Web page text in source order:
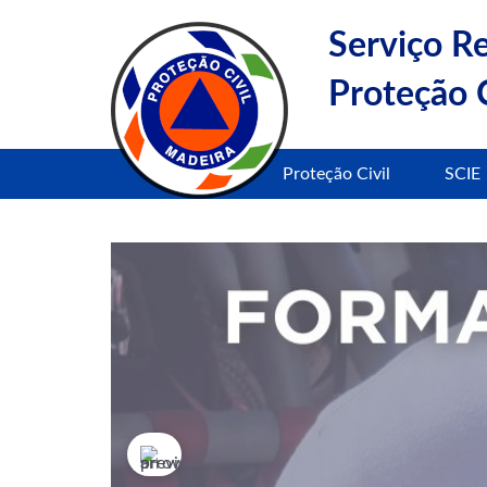
Serviço
Proteção
Proteção Civil SCIE